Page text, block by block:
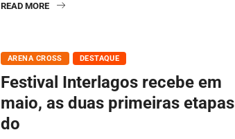
READ MORE
ARENA CROSS DESTAQUE
Festival Interlagos recebe em
maio, as duas primeiras etapas
do